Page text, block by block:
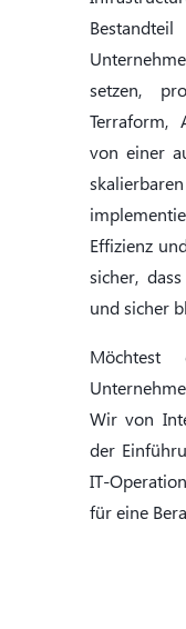
setzen,
Terraform,
von einer
Effizienz
sicher,
und sicher
Wir von
der
IT-
für eine